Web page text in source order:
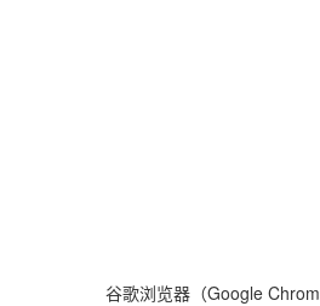
谷歌浏览器（Google